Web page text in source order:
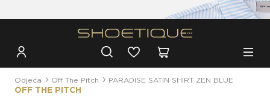
Besplatna dostava za narudžbe iznad 100€
Odjeća Off The Pitch PARADISE SATIN SHIRT ZEN BLUE
OFF THE PITCH